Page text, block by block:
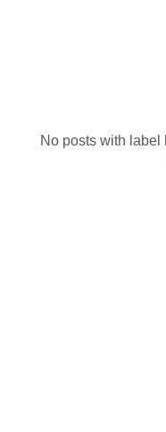
No posts with label